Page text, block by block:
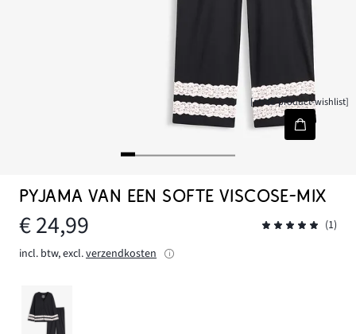
[node-product-wishlist]
PYJAMA VAN EEN SOFTE VISCOSE-MIX
€ 24,99
(1)
incl. btw, excl.verzendkosten